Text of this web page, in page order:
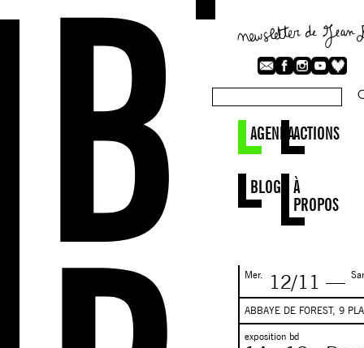
AGENDAACTIONS
BLOG
À
PROPOS
Mer. 12/11 —
ABBAYE DE FOREST, 9
exposition bd